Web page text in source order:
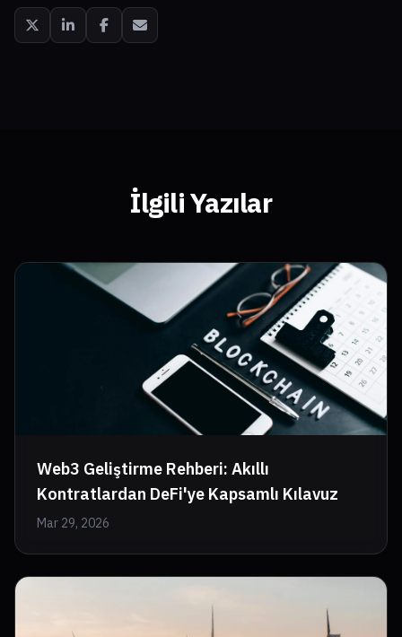
İlgili Yazılar
Web3 Geliştirme Rehberi: Akıllı
Kontratlardan DeFi'ye Kapsamlı Kılavuz
Mar 29, 2026